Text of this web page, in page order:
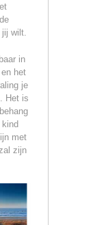
jij wilt.
in
het
je
Het is
met
zijn